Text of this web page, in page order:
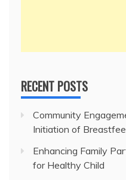
RECENT POSTS
Community
Initiation of
Enhancing Family
for Healthy Child